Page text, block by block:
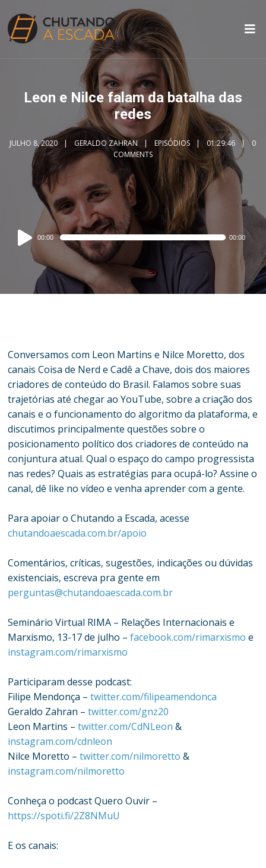
Leon e Nilce falam da batalha das
redes
JULHO 8, 2020 GERALDO ZAHRAN EPISÓDIOS 01:29:46
0
COMMENTS
Audio
Player
00:00 00:00
Conversamos com Leon Martins e Nilce Moretto, dos
canais Coisa de Nerd e Cadê a Chave, dois dos maiores
criadores de conteúdo do Brasil. Falamos sobre suas
trajetórias até chegar ao YouTube, sobre a criação dos
canais e o funcionamento do algoritmo da plataforma, e
discutimos principalmente questões sobre o
posicionamento político dos criadores de conteúdo na
conjuntura atual. Qual o espaço do campo progressista
nas redes? Quais as estratégias para ocupá-lo? Assine o
canal, dê like no vídeo e venha aprender com a gente.
Para apoiar o Chutando a Escada, acesse
chutandoaescada.com.br/apoio
Comentários, críticas, sugestões, indicações ou dúvidas
existenciais, escreva pra gente em
perguntas@chutandoaescada.com.br
Seminário Virtual RIMA – Relações Internacionais e
Marxismo, 13-17 de julho –facebook.com/rimarxismo e
instagram.com/rimarxismo
Participaram desse podcast:
Filipe Mendonça –twitter.com/filipeamendonca
Geraldo Zahran –twitter.com/gnz20
Leon Martins –twitter.com/CdNLeon &
instagram.com/cdnleon
Nilce Moretto –twitter.com/nilmoretto &
instagram.com/nilmoretto
Conheça o podcast Quero Ouvir –
https://spoti.fi/2Z8NMuU
E os canais: